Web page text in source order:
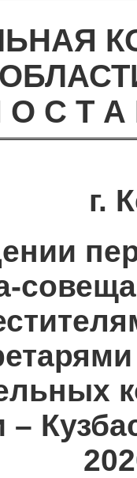
О С Т А
г.
–